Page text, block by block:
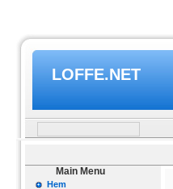
LOFFE.NET
Main Menu
Hem